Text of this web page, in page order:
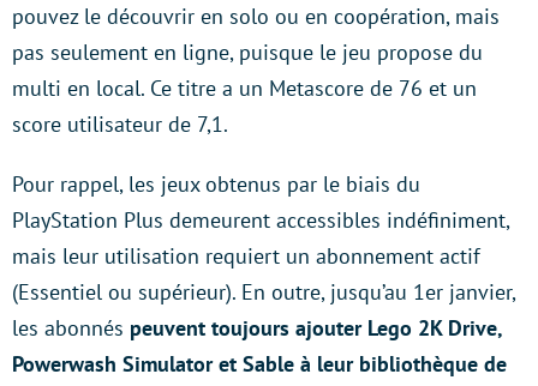
pouvez le découvrir en solo ou en coopération, mais
pas seulement en ligne, puisque le jeu propose du
multi en local. Ce titre a un Metascore de 76 et un
score utilisateur de 7,1.
Pour rappel, les jeux obtenus par le biais du
PlayStation Plus demeurent accessibles indéfiniment,
mais leur utilisation requiert un abonnement actif
(Essentiel ou supérieur). En outre, jusqu’au 1er janvier,
les abonnés peuvent toujours ajouter Lego 2K Drive,
Powerwash Simulator et Sable à leur bibliothèque de